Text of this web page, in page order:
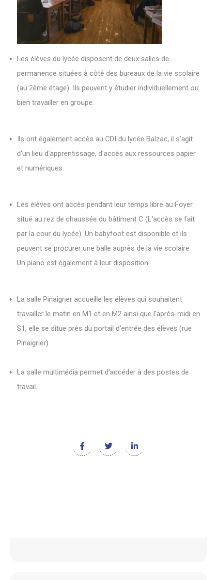
Les élèves du lycée disposent de deux salles de
permanence situées à côté des bureaux de la vie scolaire
(au 2ème étage). Ils peuvent y étudier individuellement ou
bien travailler en groupe.
Ils ont également accès au CDI du lycée Balzac, il s'agit
d'un lieu d'apprentissage, d'accès aux ressources papier
et numériques.
Les élèves ont accès pendant leur temps libre au Foyer
situé au rez de chaussée du bâtiment C (L'accès se fait
par la cour du lycée). Un babyfoot est disponible et ils
peuvent se procurer une balle auprès de la vie scolaire.
Un piano est également à leur disposition.
La salle Pinaigrier accueille les élèves qui souhaitent
travailler le matin en M1 et en M2 ainsi que l'après-midi en
S1, elle se situe près du portail d'entrée des élèves (rue
Pinaigrier).
La salle multimédia permet d'accéder à des postes de
travail.